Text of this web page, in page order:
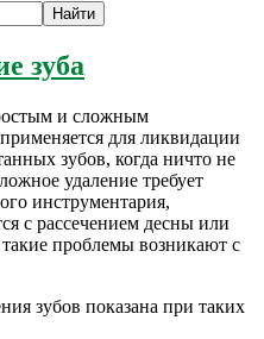
зуба
и сложным
для ликвидации
зубов, когда ничто не
удаление требует
инструментария,
с рассечением десны или
проблемы возникают с
зубов показана при таких